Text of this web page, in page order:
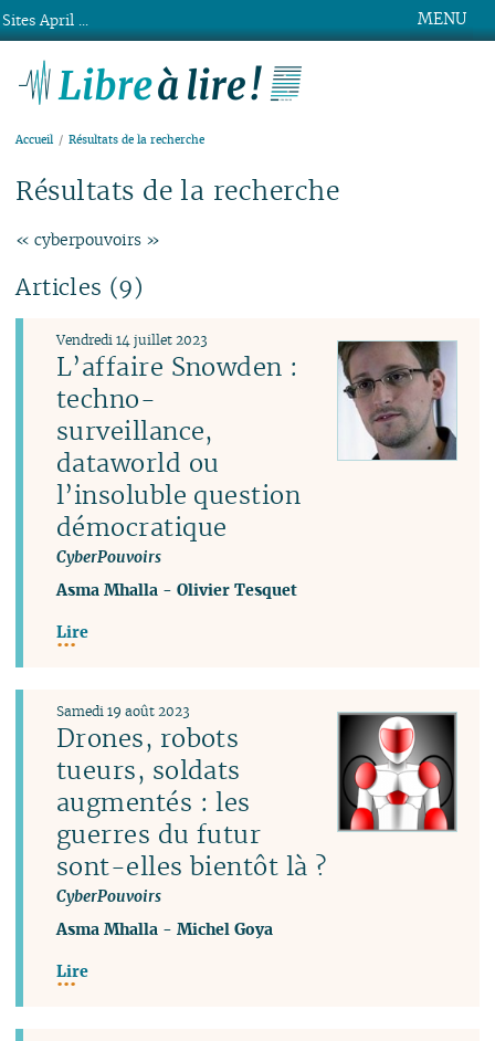
MENU
Accueil Résultats de la recherche
Résultats de la recherche
« cyberpouvoirs »
Articles (9)
L’affaire Snowden :
techno-
surveillance,
dataworld ou
l’insoluble question
démocratique
CyberPouvoirs
Vendredi 14 juillet 2023
Asma Mhalla -Olivier Tesquet
Lire
Drones, robots
tueurs, soldats
augmentés : les
guerres du futur
sont-elles bientôt là ?
CyberPouvoirs
Samedi 19 août 2023
Asma Mhalla -Michel Goya
Lire
Sites April ...